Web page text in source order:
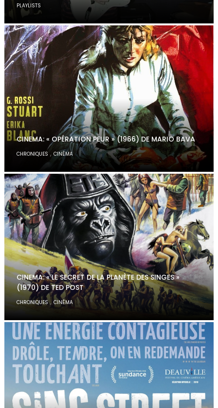
PLAYLISTS
CINEMA: « OPÉRATION PEUR » (1966) DE MARIO BAVA
CHRONIQUES ,CINÉMA
CINEMA: « LE SECRET DE LA PLANÈTE DES SINGES »
(1970) DE TED POST
CHRONIQUES,CINÉMA